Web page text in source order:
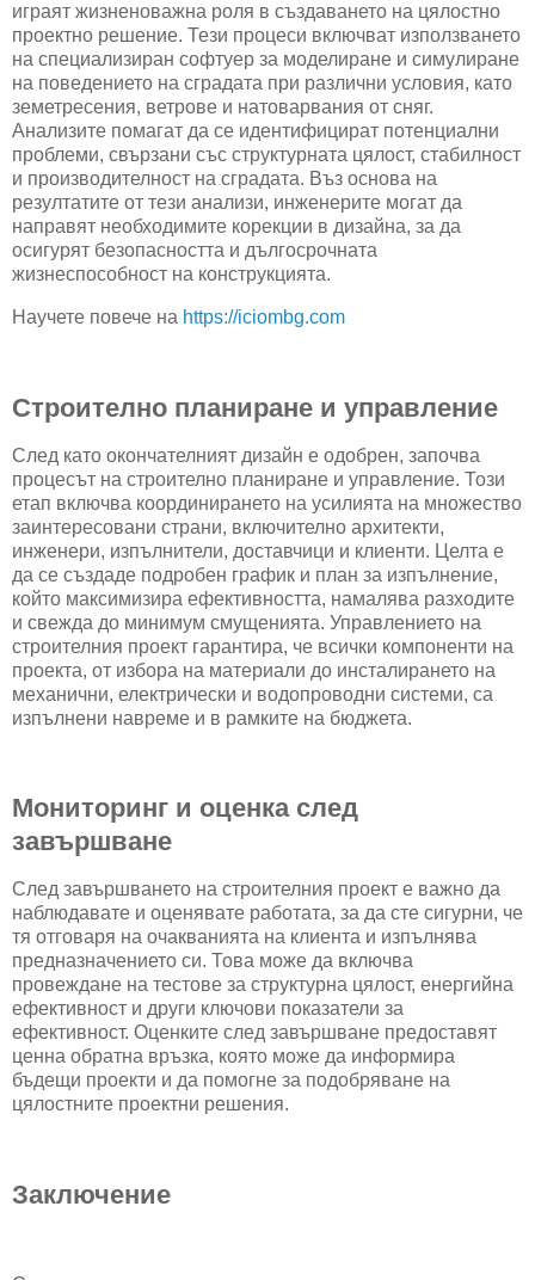
играят жизненоважна роля в създаването на цялостно
проектно решение. Тези процеси включват използването
на специализиран софтуер за моделиране и симулиране
на поведението на сградата при различни условия, като
земетресения, ветрове и натоварвания от сняг.
Анализите помагат да се идентифицират потенциални
проблеми, свързани със структурната цялост, стабилност
и производителност на сградата. Въз основа на
резултатите от тези анализи, инженерите могат да
направят необходимите корекции в дизайна, за да
осигурят безопасността и дългосрочната
жизнеспособност на конструкцията.
Научете повече на https://iciombg.com
Строително планиране и управление
След като окончателният дизайн е одобрен, започва
процесът на строително планиране и управление. Този
етап включва координирането на усилията на множество
заинтересовани страни, включително архитекти,
инженери, изпълнители, доставчици и клиенти. Целта е
да се създаде подробен график и план за изпълнение,
който максимизира ефективността, намалява разходите
и свежда до минимум смущенията. Управлението на
строителния проект гарантира, че всички компоненти на
проекта, от избора на материали до инсталирането на
механични, електрически и водопроводни системи, са
изпълнени навреме и в рамките на бюджета.
Мониторинг и оценка след
завършване
След завършването на строителния проект е важно да
наблюдавате и оценявате работата, за да сте сигурни, че
тя отговаря на очакванията на клиента и изпълнява
предназначението си. Това може да включва
провеждане на тестове за структурна цялост, енергийна
ефективност и други ключови показатели за
ефективност. Оценките след завършване предоставят
ценна обратна връзка, която може да информира
бъдещи проекти и да помогне за подобряване на
цялостните проектни решения.
Заключение